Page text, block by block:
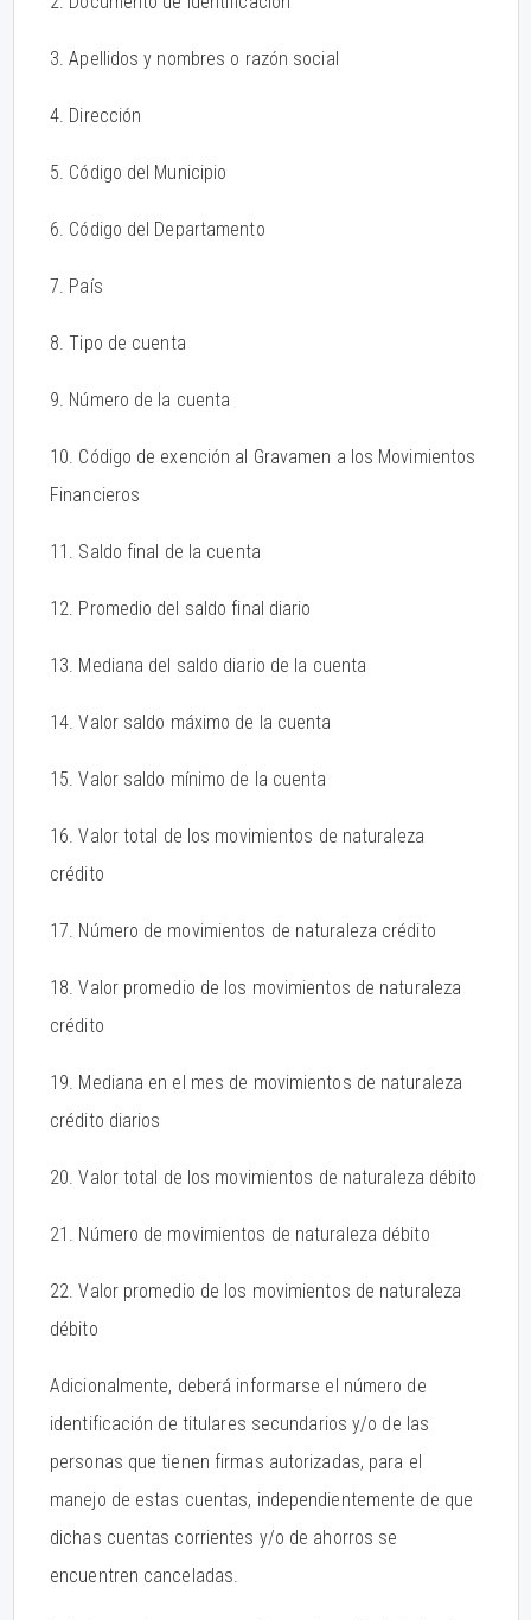
3. Apellidos y nombres o razón social
4. Dirección
5. Código del Municipio
6. Código del Departamento
7. País
8. Tipo de cuenta
9. Número de la cuenta
10. Código de exención al Gravamen a los Movimientos
Financieros
11. Saldo final de la cuenta
12. Promedio del saldo final diario
13. Mediana del saldo diario de la cuenta
14. Valor saldo máximo de la cuenta
15. Valor saldo mínimo de la cuenta
16. Valor total de los movimientos de naturaleza
crédito
17. Número de movimientos de naturaleza crédito
18. Valor promedio de los movimientos de naturaleza
crédito
19. Mediana en el mes de movimientos de naturaleza
crédito diarios
20. Valor total de los movimientos de naturaleza débito
21. Número de movimientos de naturaleza débito
22. Valor promedio de los movimientos de naturaleza
débito
Adicionalmente, deberá informarse el número de
identificación de titulares secundarios y/o de las
personas que tienen firmas autorizadas, para el
manejo de estas cuentas, independientemente de que
dichas cuentas corrientes y/o de ahorros se
encuentren canceladas.